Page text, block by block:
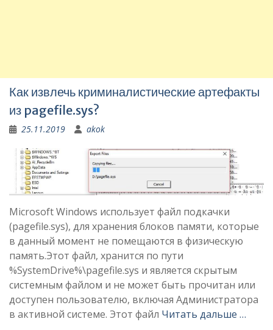
Как извлечь криминалистические артефакты
из pagefile.sys?
25.11.2019 akok
Microsoft Windows использует файл подкачки
(pagefile.sys), для хранения блоков памяти, которые
в данный момент не помещаются в физическую
память.Этот файл, хранится по пути
%SystemDrive%\pagefile.sys и является скрытым
системным файлом и не может быть прочитан или
доступен пользователю, включая Администратора
в активной системе. Этот файл Читать дальше …